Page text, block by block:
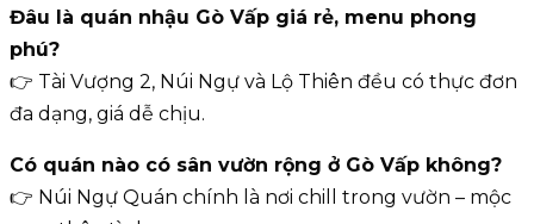
Đâu là quán nhậu Gò Vấp giá rẻ, menu phong
phú?
👉 Tài Vượng 2, Núi Ngự và Lộ Thiên đều có thực đơn
đa dạng, giá dễ chịu.
Có quán nào có sân vườn rộng ở Gò Vấp không?
👉 Núi Ngự Quán chính là nơi chill trong vườn – mộc